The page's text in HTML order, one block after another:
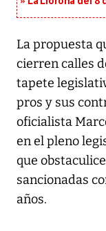
La propuesta
cierren calles
tapete
pros y sus
oficialista
en el pleno
que
sancionadas
años.